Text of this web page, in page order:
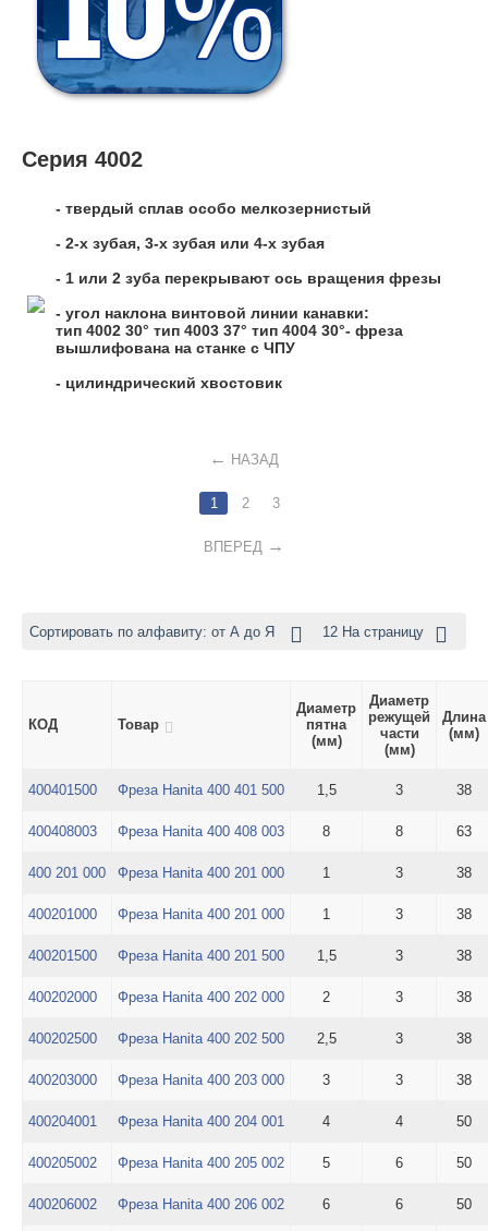
Серия 4002
- твердый сплав особо мелкозернистый
- 2-х зубая, 3-х зубая или 4-х зубая
- 1 или 2 зуба перекрывают ось вращения фрезы
- угол наклона винтовой линии канавки:
тип 4002 30° тип 4003 37° тип 4004 30°- фреза
вышлифована на станке с ЧПУ
- цилиндрический хвостовик
НАЗАД
1 2 3
ВПЕРЕД
Сортировать по алфавиту: от А до Я 12 На страницу
КОД Товар
Диаметр
пятна
(мм)
Диаметр
режущей
части
(мм)
Длина
(мм)
400401500 Фреза Hanita 400 401 500 1,5 3 38
400408003 Фреза Hanita 400 408 003 8 8 63
400 201 000 Фреза Hanita 400 201 000 1 3 38
400201000 Фреза Hanita 400 201 000 1 3 38
400201500 Фреза Hanita 400 201 500 1,5 3 38
400202000 Фреза Hanita 400 202 000 2 3 38
400202500 Фреза Hanita 400 202 500 2,5 3 38
400203000 Фреза Hanita 400 203 000 3 3 38
400204001 Фреза Hanita 400 204 001 4 4 50
400205002 Фреза Hanita 400 205 002 5 6 50
400206002 Фреза Hanita 400 206 002 6 6 50